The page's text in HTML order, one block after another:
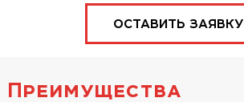
ОСТАВИТЬ ЗАЯВКУ
Преимущества